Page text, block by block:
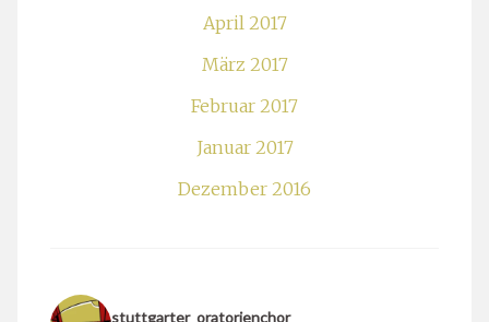
April 2017
März 2017
Februar 2017
Januar 2017
Dezember 2016
stuttgarter_oratorienchor